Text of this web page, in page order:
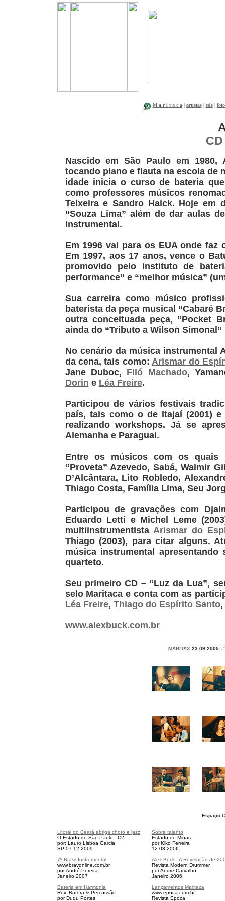
M a r i t a c a| artistas| cds|
Nascido em São Paulo em
tocando piano e flauta na escola de
idade inicia o curso de bateria
como professores músicos
Teixeira e Sandro Haick. Hoje em
“Souza Lima” além de dar aulas
instrumental.
Em 1996 vai para os EUA onde
Em 1997, aos 17 anos, vence o
promovido pelo instituto de
performance” e “melhor música”
Sua carreira como músico
baterista da peça musical “Cabaré
outra conceituada peça, “Pocket
ainda do “Tributo a Wilson
No cenário da música instrumental
da cena, tais como:Arismar do
Jane Duboc, Filó Machado,
Dorin e Léa Freire.
Participou de vários festivais
país, tais como o de Itajaí (2001)
realizando workshops. Já se
Alemanha e Paraguai.
Entre os músicos com os
“Proveta” Azevedo, Sabá, Walmir
D’Alcântara, Lito Robledo,
Thiago Costa, Família Lima, Seu
Participou de gravações com
Eduardo Letti e Michel Leme
multiinstrumentista Arismar do
Thiago (2003), para citar alguns.
música instrumental
quarteto.
Seu primeiro CD – “Luz da Lua”,
selo Maritaca e conta com as
Léa Freire, Thiago do Espírito Santo,
www.alexbuck.com.br
MARITAX 23.09.2005 -
Espaço
Litoral do Ceará abriga choro e jazz
O Estado de São Paulo - C2
por: Lauro Lisboa Garcia
SP 07.12.2009
7º Brasil Instrumental
www.bravonline.com.br
por André Pereira
Janeiro 2007
Bateria em Harmonia
Rev. Batera & Percussão
por Dudu Portes
Sobra talento
Estado de Minas
por Kiko Ferreira
12.03.2006
Alex Buck - A Revelação de
Revista Modern Drummer
por André Carvalho
Janeiro 2006
Lançamentos Maritaca
www.epoca.com.br
Revista Época